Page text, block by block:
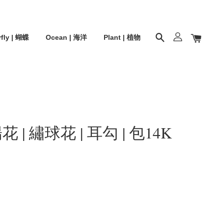
| 蝴蝶 Ocean | 海洋 Plant | 植物
| 繡球花 | 耳勾 | 包14K